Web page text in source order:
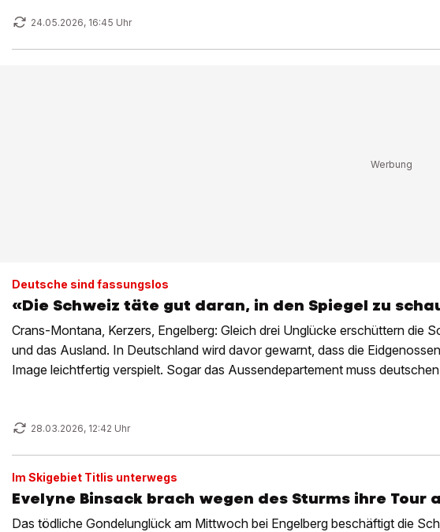
24.05.2026, 16:45 Uhr
Deutsche sind fassungslos
«Die Schweiz täte gut daran, in den Spiegel zu
Crans-Montana, Kerzers, Engelberg: Gleich drei Unglücke erschüttern die
und das Ausland. In Deutschland wird davor gewarnt, dass die
Image leichtfertig verspielt. Sogar das Aussendepartement muss
28.03.2026, 12:42 Uhr
Im Skigebiet Titlis unterwegs
Evelyne Binsack brach wegen des Sturms ihre Tour
Das tödliche Gondelunglück am Mittwoch bei Engelberg beschäftigt die